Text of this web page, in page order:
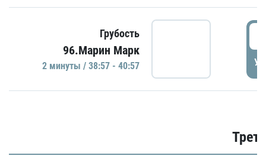
Грубость
96.Марин Марк
2 минуты / 38:57 - 40:57